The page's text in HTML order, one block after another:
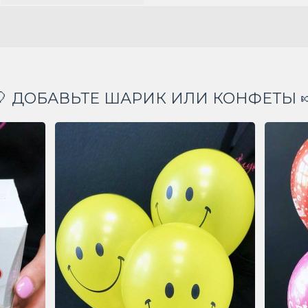
ДОБАВЬТЕ ШАРИК ИЛИ КОНФЕТЫ